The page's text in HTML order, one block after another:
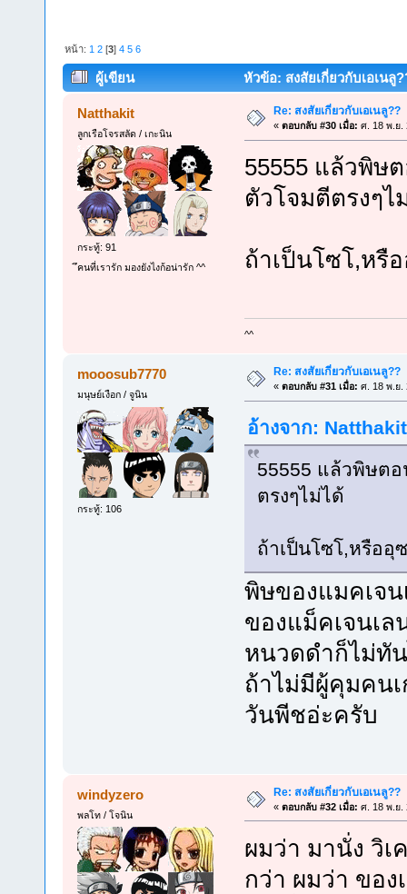
หน้า: 1 2 [3]4 5 6
ผู้เขียน หัวข้อ: สงสัยเกี่ยวกับเอเนลู
Natthakit
ลูกเรือโจรสลัด / เกะนิน
กระทู้: 91
ึคนที่เรารัก มองยังไงก้อน่ารัก ^^
Re: สงสัยเกี่ยวกับเอเนลู??
« ตอบกลับ #30 เมื่อ: ศ. 18 พ.ย.
55555 แล้วพิษ
ตัวโจมตีตรงๆไ
ถ้าเป็นโซโ,หรื
^^
mooosub7770
มนุษย์เงือก / จูนิน
กระทู้: 106
Re: สงสัยเกี่ยวกับเอเนลู??
« ตอบกลับ #31 เมื่อ: ศ. 18 พ.ย.
อ้างจาก:
55555 แล้วพิษตอ
ตรงๆไม่ได้
ถ้าเป็นโซโ,หรืออุ
พิษของแมคเจ
ของแม็คเจนเ
หนวดดำก็ไม่ทั
ถ้าไม่มีผู้คุมคน
วันพีชอ่ะครับ
windyzero
พลโท / โจนิน
Re: สงสัยเกี่ยวกับเอเนลู??
« ตอบกลับ #32 เมื่อ: ศ. 18 พ.ย.
ผมว่า มานั่ง วิ
กว่า ผมว่า ของ